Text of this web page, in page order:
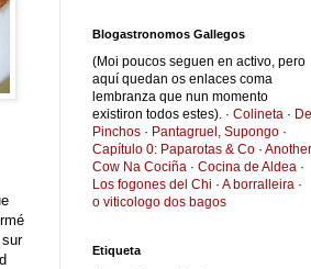
Blogastronomos Gallegos
(Moi poucos seguen en activo, pero
aquí quedan os enlaces coma
lembranza que nun momento
existiron todos estes). · Colineta · De
Pinchos · Pantagruel, Supongo ·
Capítulo 0: Paparotas & Co · Another
Cow Na Cociña · Cocina de Aldea ·
Los fogones del Chi · A borralleira ·
o viticologo dos bagos
Etiqueta